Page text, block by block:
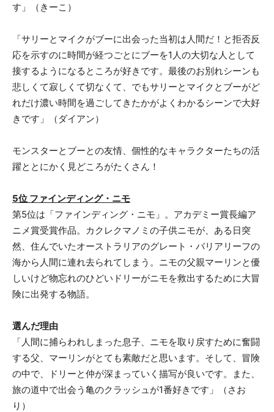
す」（きーこ）
「サリーとマイクがブーに出会った当初は人間だ！と拒否反
応を示すのに時間が経つごとにブーを1人の大切な人として
接するようになるところが好きです。最後のお別れシーンも
悲しくて寂しくて切なくて、でもサリーとマイクとブーがど
れだけ濃い時間を過ごしてきたかがよくわかるシーンで大好
きです」（ダイアン）
モンスターとブーとの友情、個性的なキャラクターたちの活
躍ととにかく見どころがたくさん！
5位 ファインディング・ニモ
第5位は「ファインディング・ニモ」。アカデミー賞長編ア
ニメ賞受賞作品。カクレクマノミの子供ニモが、ある日突
然、住んでいたオーストラリアのグレート・バリアリーフの
海から人間に連れ去られてしまう。ニモの父親マーリンと優
しいけど物忘れのひどいドリーがニモを救出するために大冒
険に出発する物語。
選んだ理由
「人間に捕らわれしまった息子、ニモを取り戻すために奮闘
する父、マーリンがとても素敵だと思います。そして、冒険
の中で、ドリーと仲が深まっていく描写が良いです。また、
旅の道中で出会う亀のクラッシュが1番好きです」（さお
り）